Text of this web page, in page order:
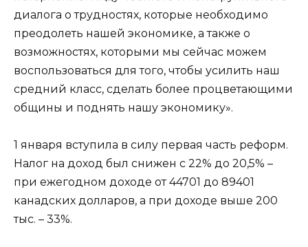
диалога о трудностях, которые необходимо
преодолеть нашей экономике, а также о
возможностях, которыми мы сейчас можем
воспользоваться для того, чтобы усилить наш
средний класс, сделать более процветающими
общины и поднять нашу экономику».
1 января вступила в силу первая часть реформ.
Налог на доход был снижен с 22% до 20,5% –
при ежегодном доходе от 44701 до 89401
канадских долларов, а при доходе выше 200
тыс. – 33%.